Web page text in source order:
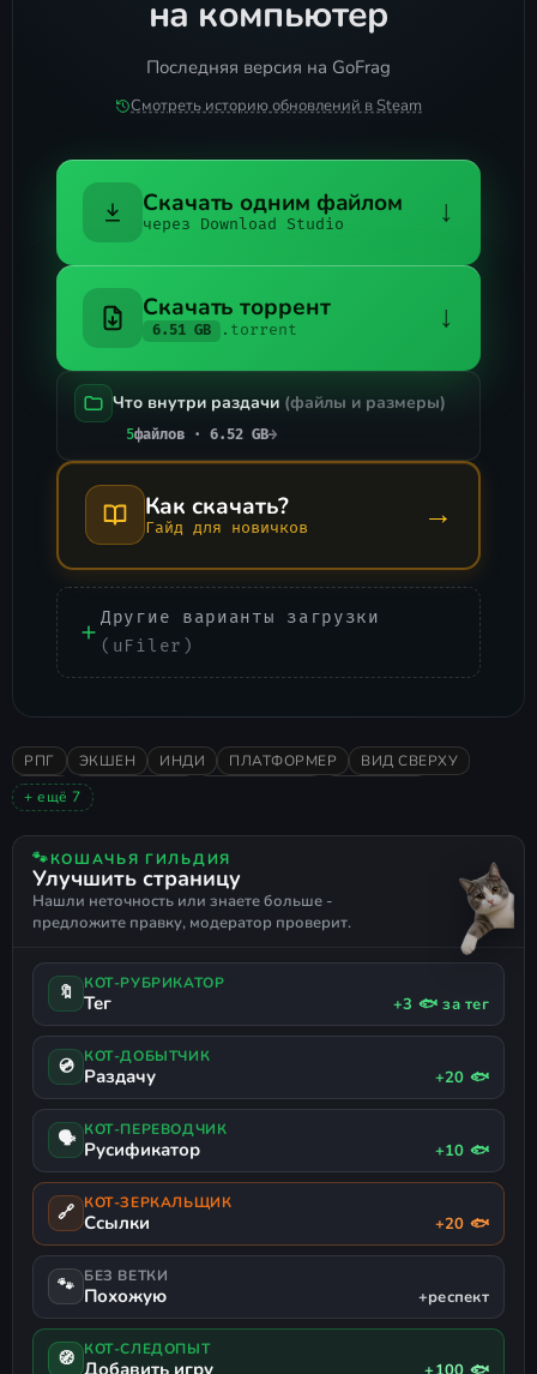
на компьютер
Последняя версия на GoFrag
Смотреть историю обновлений в Steam
Скачать одним файлом
через Download Studio ↓
Скачать торрент
6.51 GB .torrent ↓
Что внутри раздачи (файлы и размеры)
5файлов · 6.52 GB→
Как скачать?
Гайд для новичков →
Другие варианты загрузки
(uFiler)
РПГ ЭКШЕН ИНДИ ПЛАТФОРМЕР
ВИД СВЕРХУ
2024
ОДИНОЧНАЯ
ТЁМНОЕ ФЭНТЕЗИ
ПОДДЕРЖКА ГЕЙМПАДА
+ ещё 7
🐾КОШАЧЬЯ ГИЛЬДИЯ
Улучшить страницу
Нашли неточность или знаете больше -
предложите правку, модератор проверит.
🔖 КОТ-РУБРИКАТОР
Тег +3 🐟 за тег
💿 КОТ-ДОБЫТЧИК
Раздачу +20 🐟
🗣 КОТ-ПЕРЕВОДЧИК
Русификатор +10 🐟
🔗 КОТ-ЗЕРКАЛЬЩИК
Ссылки +20 🐟
🐾 БЕЗ ВЕТКИ
Похожую +респект
🧭 КОТ-СЛЕДОПЫТ
Добавить игру